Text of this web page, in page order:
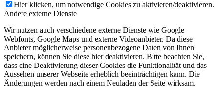
Hier klicken, um notwendige Cookies zu aktivieren/deaktivieren.
Andere externe Dienste
Wir nutzen auch verschiedene externe Dienste wie Google
Webfonts, Google Maps und externe Videoanbieter. Da diese
Anbieter möglicherweise personenbezogene Daten von Ihnen
speichern, können Sie diese hier deaktivieren. Bitte beachten Sie,
dass eine Deaktivierung dieser Cookies die Funktionalität und das
Aussehen unserer Webseite erheblich beeinträchtigen kann. Die
Änderungen werden nach einem Neuladen der Seite wirksam.